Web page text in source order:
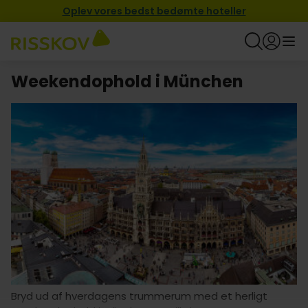
Oplev vores bedst bedømte hoteller
Weekendophold i München
Bryd ud af hverdagens trummerum med et herligt